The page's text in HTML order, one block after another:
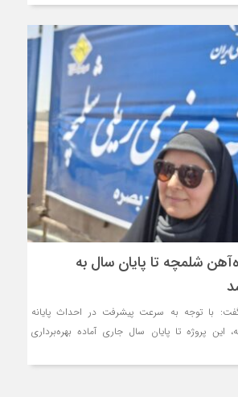
شلمچه تا پایان سال به
با توجه به سرعت پیشرفت در احداث پایانه
این پروژه تا پایان سال جاری آماده بهره‌برداری